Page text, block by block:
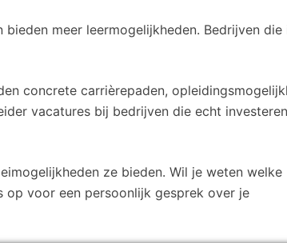
meer leermogelijkheden. Bedrijven
concrete carrièrepaden,
vacatures bij bedrijven die echt
ze bieden. Wil je weten welke
op voor een persoonlijk gesprek over je